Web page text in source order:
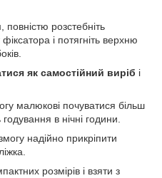
, повністю розстебніть
і потягніть верхню
як самостійний виріб і
малюкові почуватися більш
в нічні години.
надійно прикріпити
розмірів і взяти з